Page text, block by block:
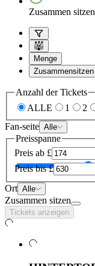
Zusammen
Menge
Zusammensitzen
Anzahl der Tickets
ALLE
1 2
Fan-seite Alle
Preisspanne
Preis ab £
Preis bis £
Ort Alle
Zusammen sitzen
Tickets anzeigen